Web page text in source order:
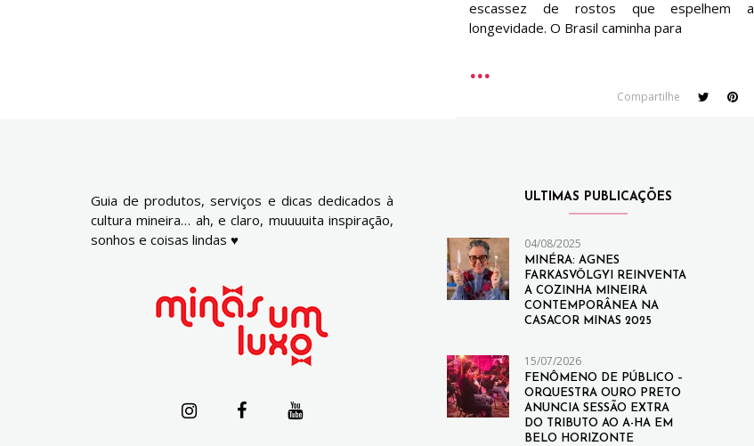
escassez de rostos que espelhem a
longevidade. O Brasil caminha para
Compartilhe
Guia de produtos, serviços e dicas dedicados à
cultura mineira… ah, e claro, muuuuita inspiração,
sonhos e coisas lindas ♥
ULTIMAS PUBLICAÇÕES
04/08/2025
MINÉRA: AGNES
FARKASVÖLGYI REINVENTA
A COZINHA MINEIRA
CONTEMPORÂNEA NA
CASACOR MINAS 2025
15/07/2026
FENÔMENO DE PÚBLICO –
ORQUESTRA OURO PRETO
ANUNCIA SESSÃO EXTRA
DO TRIBUTO AO A-HA EM
BELO HORIZONTE